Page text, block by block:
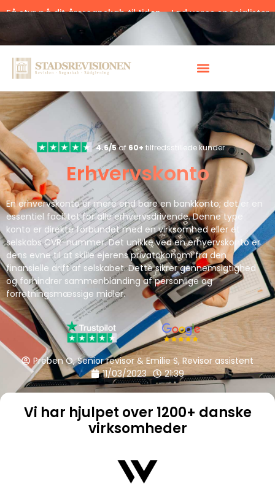
Få styr på dit årsregnskab til tiden – Lad vores specialister
hjælpe.Klik her.
4.6/5af 60+ tilfredsstillede kunder
Erhvervskonto
En erhvervskonto er mere end bare en bankkonto; det er en
essentiel facilitet for alle erhvervsdrivende. Denne type
konto er direkte forbundet med en virksomhed eller et
selskabs CVR-nummer. Det unikke ved en erhvervskonto er
dens evne til at skille ejerens privatøkonomi fra den
finansielle drift af selskabet. Dette sikrer gennemsigtighed
og forhindrer sammenblanding af personlige og
forretningsmæssige midler.
Preben O, Senior revisor & Emilie S, Revisor assistent
11/03/2023
21:39
Vi har hjulpet over 1200+ danske
virksomheder